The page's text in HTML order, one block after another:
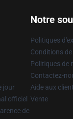
jour
officiel
de
Notre
Politiques
Conditions
Politiques de
Contactez-
Aide aux
Vente